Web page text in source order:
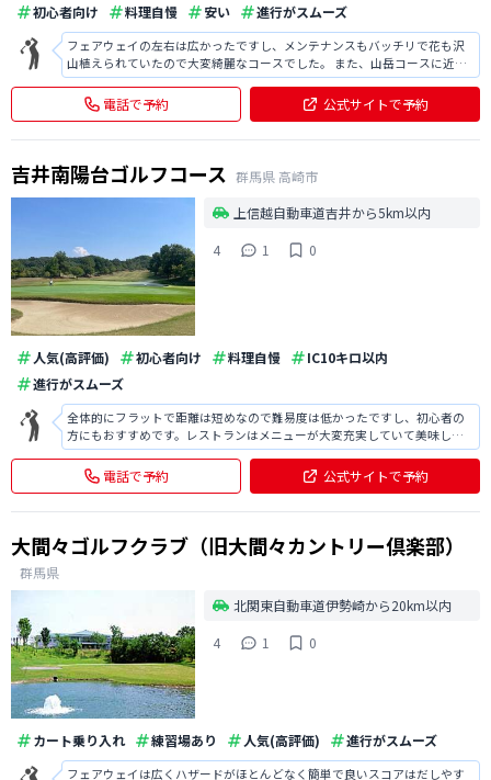
初心者向け
料理自慢 安い 進行がスムーズ
フェアウェイの左右は広かったですし、メンテナンスもバッチリで花も沢
山植えられていたので大変綺麗なコースでした。 また、山岳コースに近い
印象でしたが、谷や池もあり面白かったです。
電話で予約 公式サイトで予約
吉井南陽台ゴルフコース 群馬県 高崎市
上信越自動車道吉井から5km以内
4
1 0
人気(高評価) 初心者向け 料理自慢
IC10キロ以内
進行がスムーズ
全体的にフラットで距離は短めなので難易度は低かったですし、初心者の
方にもおすすめです。レストランはメニューが大変充実していて美味しか
ったですが、お風呂はシャワーしかないので若干物足りなかったです。
電話で予約 公式サイトで予約
大間々ゴルフクラブ（旧大間々カントリー倶楽部）
群馬県
北関東自動車道伊勢崎から20km以内
4
1 0
カート乗り入れ 練習場あり 人気(高評価) 進行がスムーズ
フェアウェイは広くハザードがほとんどなく簡単で良いスコアはだしやす